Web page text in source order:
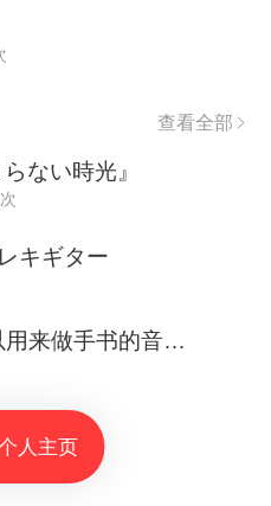
查看全部
ない時光』
キギター
术力口与些可以用来做手书的音乐（大部分
人主页